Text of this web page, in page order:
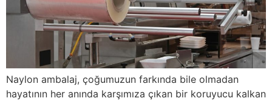
Naylon ambalaj, çoğumuzun farkında bile olmadan
hayatının her anında karşımıza çıkan bir koruyucu kalkan